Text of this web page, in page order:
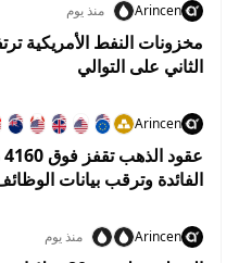
Arincen منذ يوم
مخزونات النفط الأمريكية
الثاني على التوالي
Arincen
الفائدة وترقب بيانات
Arincen منذ يوم